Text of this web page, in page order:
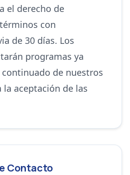
el derecho de
con
de 30 días. Los
programas ya
de nuestros
aceptación de las
Contacto